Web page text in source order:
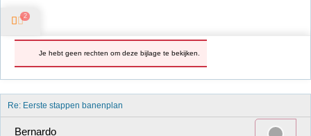
2
Je hebt geen rechten om deze bijlage te bekijken.
Re: Eerste stappen banenplan
Bernardo